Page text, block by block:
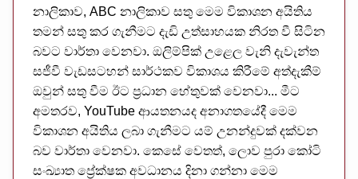
නාලිකාව, ABC නාලිකාව සතු මෙම විකාශන අයිතිය
තමන් සතු කර ගැනීමට දැඩි උත්සාහයක නිරත වී සිටින
බවට වාර්තා වෙනවා. ඔලිම්පික් උළෙල වැනි දැවැන්ත
සජීවී වැඩසටහන් සාර්ථකව විකාශය කිරීමේ අත්දැකීම්
ඔවුන් සතු වීම ඊට ප්‍රධාන හේතුවක් වෙනවා... මීට
අමතරව, YouTube ආයතනයද අනාගතයේදී මෙම
විකාශන අයිතිය ලබා ගැනීමට යම් උනන්දුවක් දක්වන
බව වාර්තා වෙනවා. කෙසේ වෙතත්, ලොව පුරා කෝටි
සංඛ්‍යාත ප්‍රේක්ෂක අවධානය දිනා ගන්නා මෙම